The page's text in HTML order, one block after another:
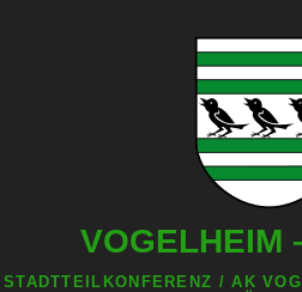
VOGELHEIM
STADTTEILKONFERENZ / AK